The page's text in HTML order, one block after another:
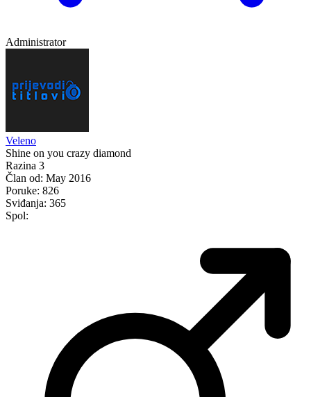
Administrator
Veleno
Shine on you crazy diamond
Razina 3
Član od: May 2016
Poruke: 826
Sviđanja: 365
Spol: